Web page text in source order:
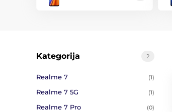
2
Kategorija
Realme 7 (1)
Realme 7 5G (1)
Realme 7 Pro (0)